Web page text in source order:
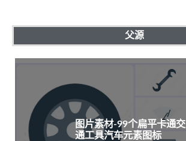
父源
图片素材-99个扁平卡通交
通工具汽车元素图标